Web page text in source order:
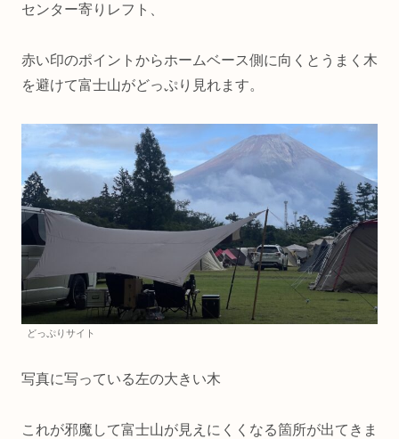
センター寄りレフト、
赤い印のポイントからホームベース側に向くとうまく木
を避けて富士山がどっぷり見れます。
どっぷりサイト
写真に写っている左の大きい木
これが邪魔して富士山が見えにくくなる箇所が出てきま